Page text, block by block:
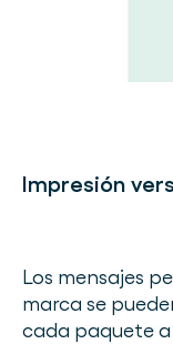
Impresión
Los mensajes
marca se
cada paquete a